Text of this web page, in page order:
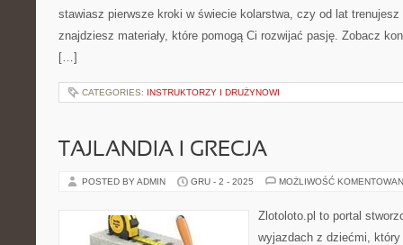
stawiasz pierwsze kroki w świecie kolarstwa, czy od lat
znajdziesz materiały, które pomogą Ci rozwijać pasję. Zobacz
[…]
CATEGORIES: INSTRUKTORZY I DRUŻYNOWI
TAJLANDIA I GRECJA
POSTED BY ADMIN GRU - 2 - 2025 MOŻLIWOŚĆ
Zlotoloto.pl to portal
wyjazdach z dziećmi, który